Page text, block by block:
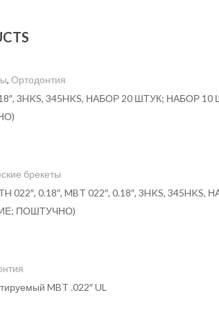
, Ортодонтия
3HKS, 345HKS, НАБОР 20 ШТУК; НАБОР 10
брекеты
0.18″, MBT 022″, 0.18″, 3HKS, 345HKS,
ПОШТУЧНО)
MBT .022″ UL